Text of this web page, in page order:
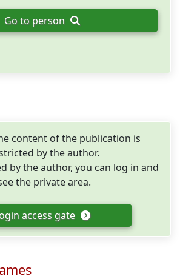
Go to person
content of the publication is
by the author.
by the author, you can log in and
the private area.
access gate